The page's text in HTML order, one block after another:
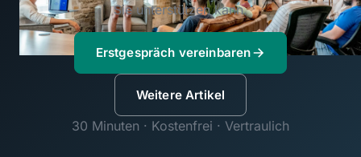
Sie unterstützen kann.
Erstgespräch vereinbaren
Weitere Artikel
30 Minuten · Kostenfrei · Vertraulich